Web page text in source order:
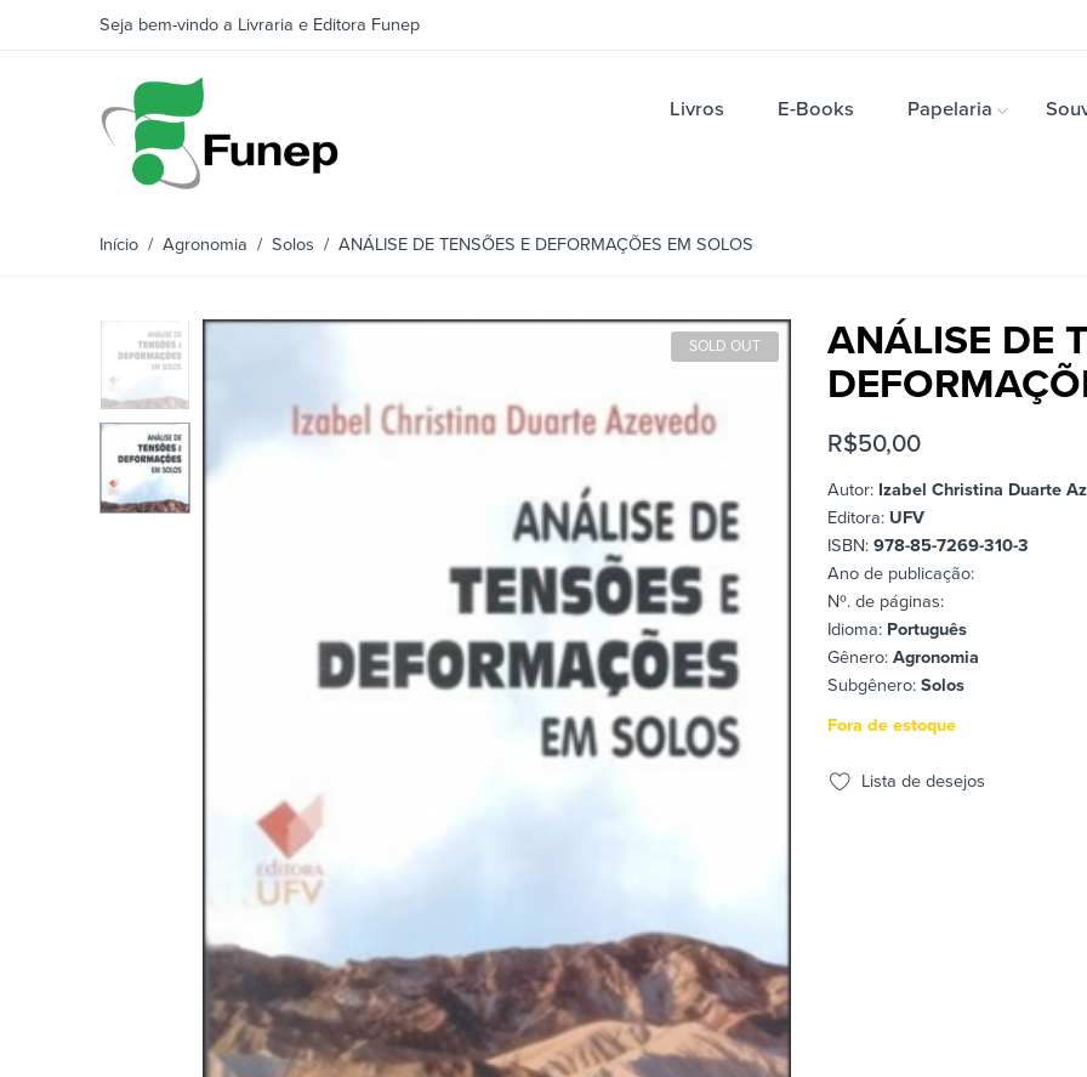
Seja bem-vindo a Livraria e Editora Funep
Livros E-Books Papelaria
Início / Agronomia / Solos / ANÁLISE DE TENSÕES E DEFORMAÇÕES EM SOLOS
SOLD OUT
ANÁLISE DE
R$50,00
Autor: Izabel Christina Duarte
Editora: UFV
ISBN: 978-85-7269-310-3
Ano de publicação:
Nº. de páginas:
Idioma: Português
Gênero: Agronomia
Subgênero: Solos
Fora de estoque
Lista de desejos